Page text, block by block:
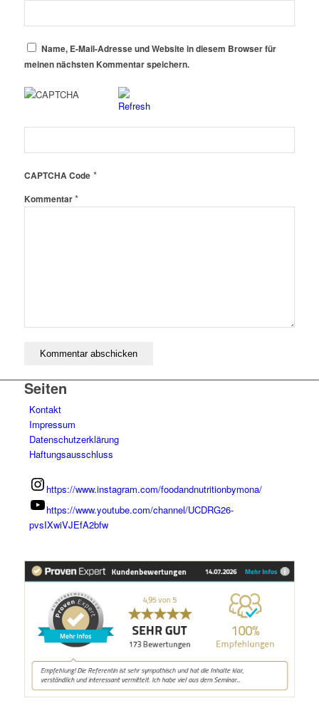
Name, E-Mail-Adresse und Website in diesem Browser für
meinen nächsten Kommentar speichern.
CAPTCHA Code*
Kommentar*
Seiten
Kontakt
Impressum
Datenschutzerklärung
Haftungsausschluss
https://www.instagram.com/foodandnutritionbymona/
https://www.youtube.com/channel/UCDRG26-
pvsIXwiVJEfA2bfw